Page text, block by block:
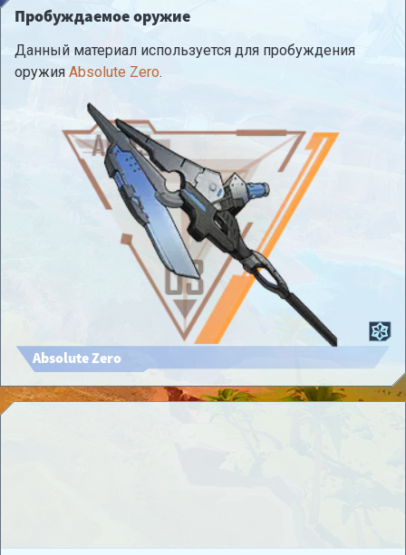
Пробуждаемое оружие
Данный материал используется для пробуждения
оружия Absolute Zero.
Absolute Zero